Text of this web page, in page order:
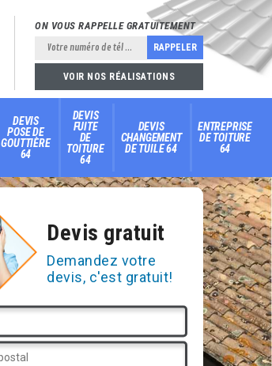
ON VOUS RAPPELLE GRATUITEMENT
VOIR NOS RÉALISATIONS
DEVIS
POSE DE
GOUTTIÈRE
64
DEVIS
FUITE
DE
TOITURE
64
DEVIS
CHANGEMENT
DE TUILE 64
ENTREPRISE
DE TOITURE
64
Devis gratuit
Demandez votre
devis, c'est gratuit!